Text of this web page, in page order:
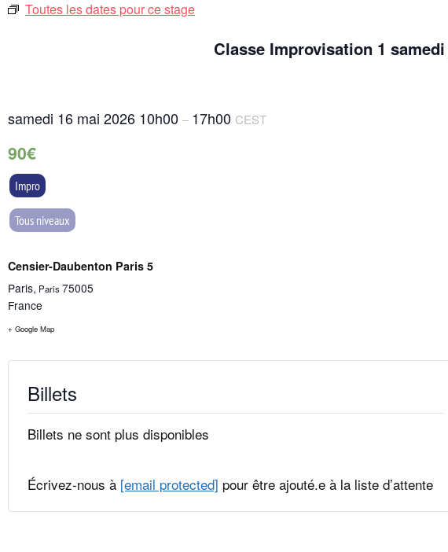
Toutes les dates pour ce stage
Classe Improvisation 1
samedi 16 mai 2026 10h00 – 17h00 CEST
90€
Impro
Tous niveaux
Censier-Daubenton Paris 5
Paris, Paris75005
France
+ Google Map
Billets
Billets ne sont plus disponibles
Écrivez-nous à [email protected] pour être ajouté.e à la liste d’attente